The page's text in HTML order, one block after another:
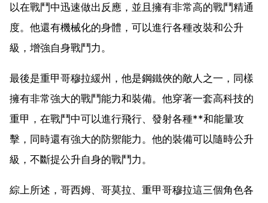
以在戰鬥中迅速做出反應，並且擁有非常高的戰鬥精通
度。他還有機械化的身體，可以進行各種改裝和公升
級，增強自身戰鬥力。
最後是重甲哥穆拉緩州，他是鋼鐵俠的敵人之一，同樣
擁有非常強大的戰鬥能力和裝備。他穿著一套高科技的
重甲，在戰鬥中可以進行飛行、發射各種**和能量攻
擊，同時還有強大的防禦能力。他的裝備可以隨時公升
級，不斷提公升自身的戰鬥力。
綜上所述，哥西姆、哥莫拉、重甲哥穆拉這三個角色各